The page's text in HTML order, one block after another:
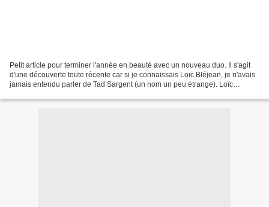
Petit article pour terminer l'année en beauté avec un nouveau duo. Il s'agit
d'une découverte toute récente car si je connaissais Loïc Bléjean, je n'avais
jamais entendu parler de Tad Sargent (un nom un peu étrange). Loïc